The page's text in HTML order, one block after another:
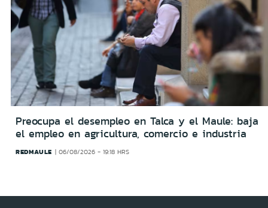
Preocupa el desempleo en Talca y el Maule: baja
el empleo en agricultura, comercio e industria
REDMAULE 06/08/2026 - 19:18 HRS